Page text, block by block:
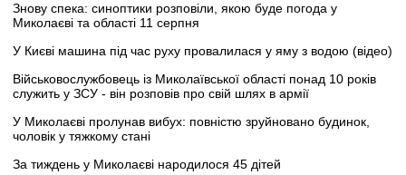
Знову спека: синоптики розповіли, якою буде погода у
Миколаєві та області 11 серпня
У Києві машина під час руху провалилася у яму з водою (відео)
Військовослужбовець із Миколаївської області понад 10 років
служить у ЗСУ - він розповів про свій шлях в армії
У Миколаєві пролунав вибух: повністю зруйновано будинок,
чоловік у тяжкому стані
За тиждень у Миколаєві народилося 45 дітей